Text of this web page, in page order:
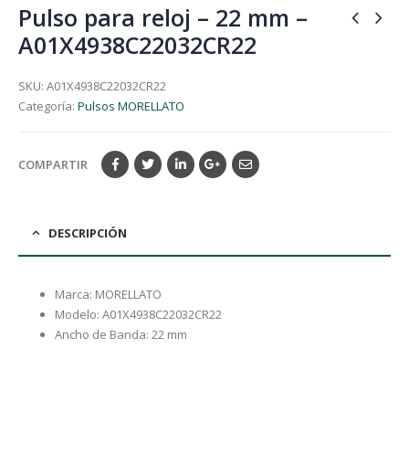
Pulso para reloj – 22 mm –
A01X4938C22032CR22
SKU: A01X4938C22032CR22
Categoría: Pulsos MORELLATO
COMPARTIR
DESCRIPCIÓN
Marca: MORELLATO
Modelo: A01X4938C22032CR22
Ancho de Banda: 22 mm